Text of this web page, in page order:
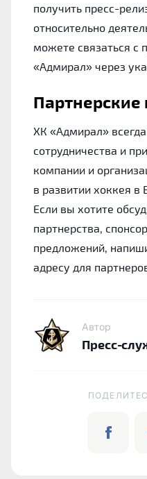
получить пресс-
относительно
можете связаться с
«Адмирал» через
ХК «Адмирал»
сотрудничества и
компании и
в развитии хоккея в
Если вы хотите
партнерства,
предложений,
адресу для
Автор
Пресс-